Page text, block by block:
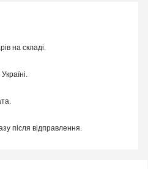
на складі.
після відправлення.